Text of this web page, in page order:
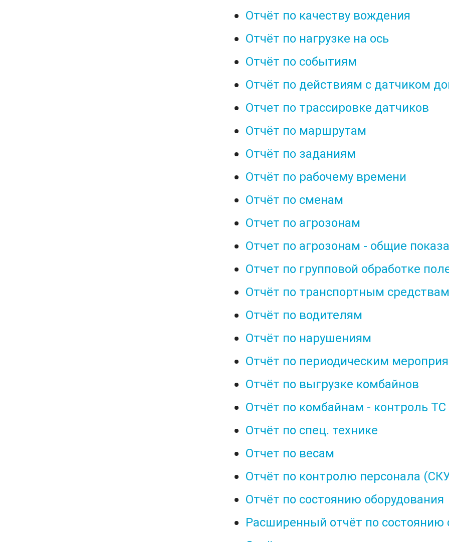
Отчёт по качеству вождения
Отчёт по нагрузке на ось
Отчёт по событиям
Отчёт по действиям с датчиком
Отчет по трассировке датчиков
Отчёт по маршрутам
Отчёт по заданиям
Отчёт по рабочему времени
Отчёт по сменам
Отчет по агрозонам
Отчет по агрозонам - общие
Отчет по групповой обработке
Отчёт по транспортным средствам
Отчёт по водителям
Отчёт по нарушениям
Отчёт по периодическим
Отчёт по выгрузке комбайнов
Отчёт по комбайнам - контроль ТС
Отчёт по спец. технике
Отчет по весам
Отчёт по контролю персонала
Отчёт по состоянию оборудования
Расширенный отчёт по состоянию